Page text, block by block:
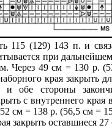
115 (129) 143 п. и
при
Через 49 см = 130 р.
края закрыть
обе стороны
с внутреннего
см = 138 р. (56,5 см =
закрыть оставшиеся